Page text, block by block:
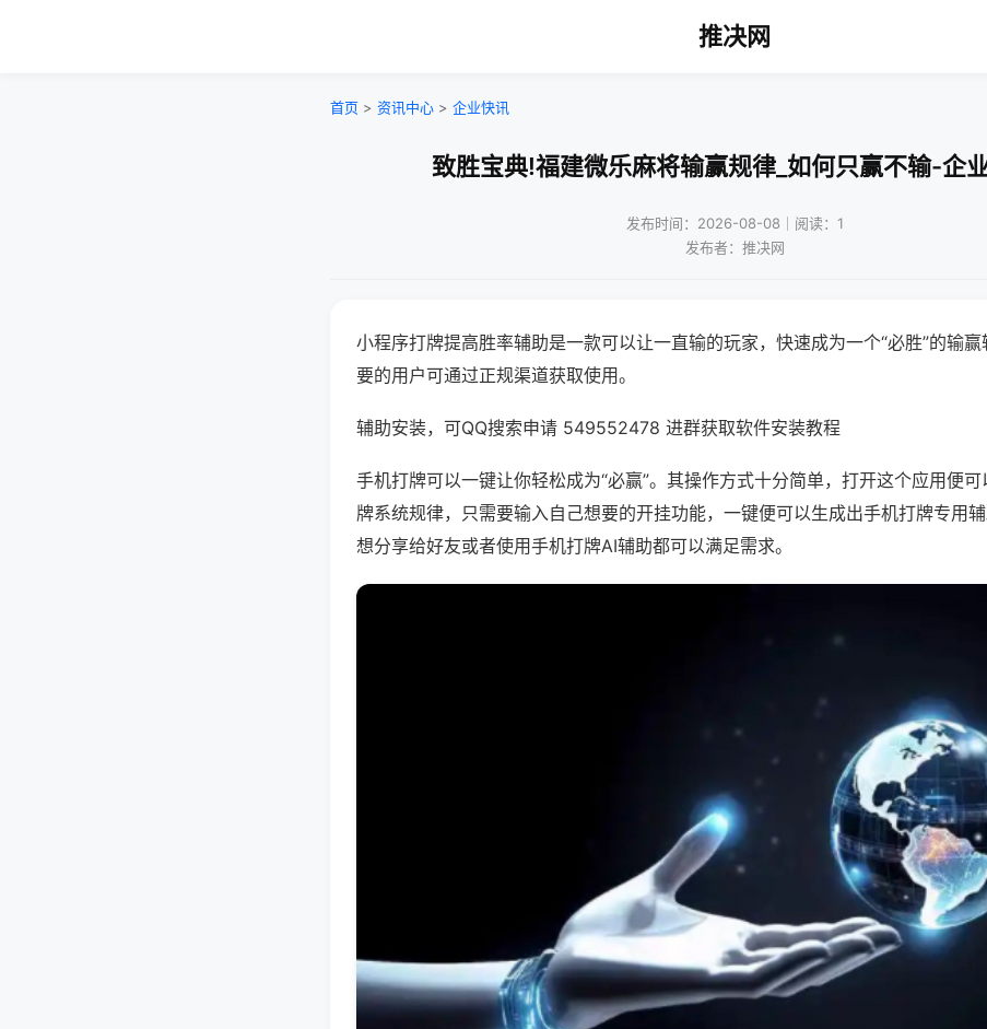
推决网
首页 > 资讯中心 > 企业快讯
致胜宝典!福建微乐麻将输赢规律_如何只赢不输-企
发布时间：2026-08-08｜阅读：1
发布者：推决网
小程序打牌提高胜率辅助是一款可以让一直输的玩家，快速成为一个“必胜”的输
要的用户可通过正规渠道获取使用。
辅助安装，可QQ搜索申请 549552478 进群获取软件安装教程
手机打牌可以一键让你轻松成为“必赢”。其操作方式十分简单，打开这个应用便
牌系统规律，只需要输入自己想要的开挂功能，一键便可以生成出手机打牌专用
想分享给好友或者使用手机打牌AI辅助都可以满足需求。